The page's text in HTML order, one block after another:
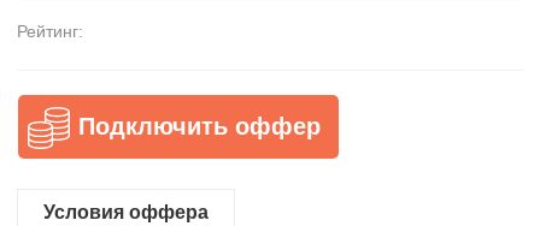
Рейтинг:
Подключить оффер
Условия оффера